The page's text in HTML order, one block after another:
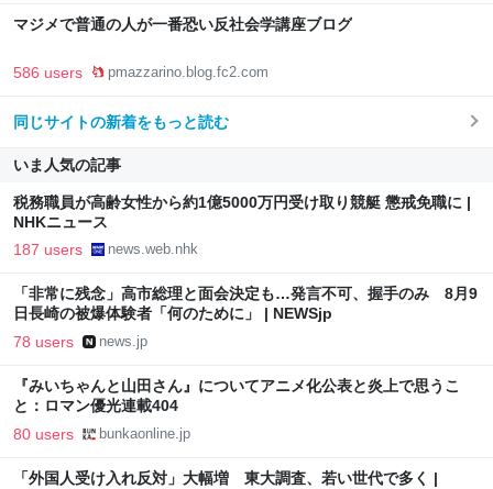
マジメで普通の人が一番恐い反社会学講座ブログ
586 users pmazzarino.blog.fc2.com
同じサイトの新着をもっと読む
いま人気の記事
税務職員が高齢女性から約1億5000万円受け取り競艇 懲戒免職に |
NHKニュース
187 users news.web.nhk
「非常に残念」高市総理と面会決定も…発言不可、握手のみ 8月9
日長崎の被爆体験者「何のために」 | NEWSjp
78 users news.jp
『みいちゃんと山田さん』についてアニメ化公表と炎上で思うこ
と：ロマン優光連載404
80 users bunkaonline.jp
「外国人受け入れ反対」大幅増 東大調査、若い世代で多く |